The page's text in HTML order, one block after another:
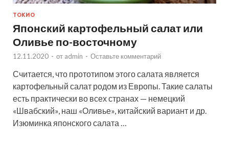
ТОКИО
Японский картофельный салат или
Оливье по-восточному
12.11.2020 - от admin - Оставьте комментарий
Считается, что прототипом этого салата является
картофельный салат родом из Европы. Такие салаты
есть практически во всех странах — немецкий
«Швабский», наш «Оливье», китайский вариант и др.
Изюминка японского салата …